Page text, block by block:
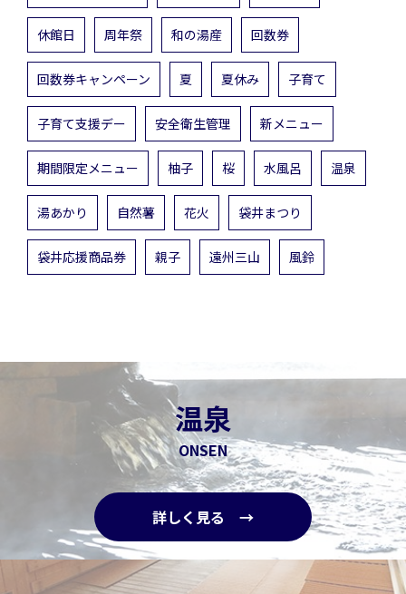
休館日 周年祭 和の湯産 回数券
回数券キャンペーン 夏 夏休み 子育て
子育て支援デー 安全衛生管理 新メニュー
期間限定メニュー 柚子 桜 水風呂 温泉
湯あかり 自然薯 花火 袋井まつり
袋井応援商品券 親子 遠州三山 風鈴
温泉
ONSEN
詳しく見る →